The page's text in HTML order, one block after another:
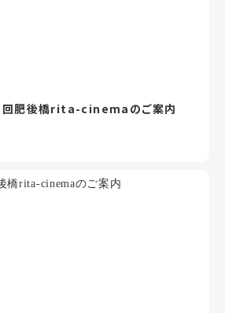
回肥後橋rita-cinemaのご案内